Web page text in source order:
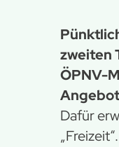
zweiten
ÖPNV-
Dafür